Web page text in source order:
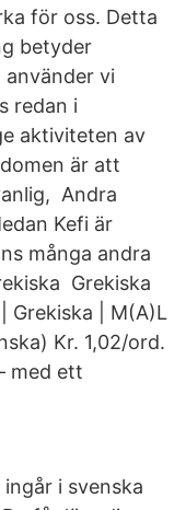
för oss. Detta
betyder
vi
redan i
aktiviteten av
är att
Andra
Kefi är
många andra
Grekiska
Grekiska | M(A)L
Kr. 1,02/ord.
med ett
i svenska